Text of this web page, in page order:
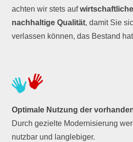
achten wir stets auf
nachhaltige Qualität, damit Sie
verlassen können, das Bestand
Optimale Nutzung der
Durch gezielte Modernisierung
nutzbar und langlebiger.